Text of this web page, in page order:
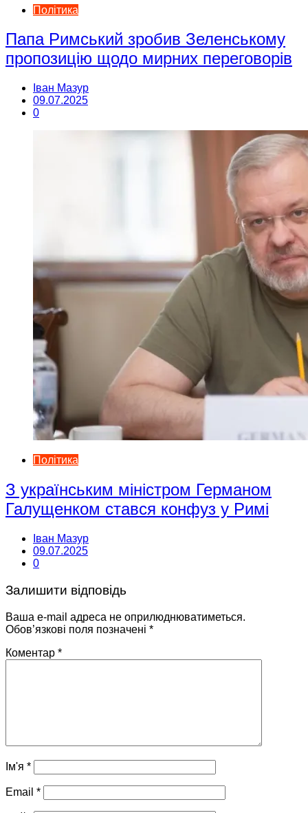
Політика
Папа Римський зробив Зеленському
пропозицію щодо мирних переговорів
Іван Мазур
09.07.2025
0
Політика
З українським міністром Германом
Галущенком стався конфуз у Римі
Іван Мазур
09.07.2025
0
Залишити відповідь
Ваша e-mail адреса не оприлюднюватиметься.
Обов’язкові поля позначені *
Коментар *
Ім'я *
Email *